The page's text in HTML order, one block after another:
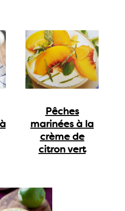
Pêches
marinées à la
crème de
citron vert